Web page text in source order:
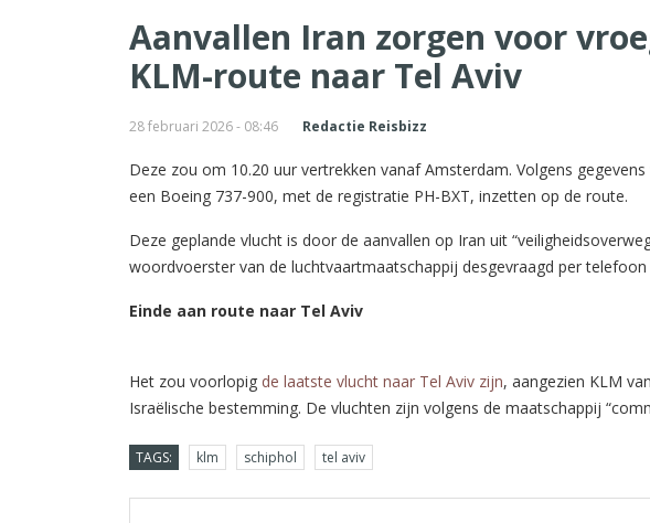
Aanvallen Iran zorgen voor
KLM-route naar Tel Aviv
28 februari 2026 - 08:46 Redactie Reisbizz
Deze zou om 10.20 uur vertrekken vanaf Amsterdam. Volgens
een Boeing 737-900, met de registratie PH-BXT, inzetten op de route.
Deze geplande vlucht is door de aanvallen op Iran uit
woordvoerster van de luchtvaartmaatschappij desgevraagd per telefoon
Einde aan route naar Tel Aviv
Het zou voorlopig de laatste vlucht naar Tel Aviv zijn, aangezien KLM
Israëlische bestemming. De vluchten zijn volgens de maatschappij
TAGS: klm schiphol tel aviv